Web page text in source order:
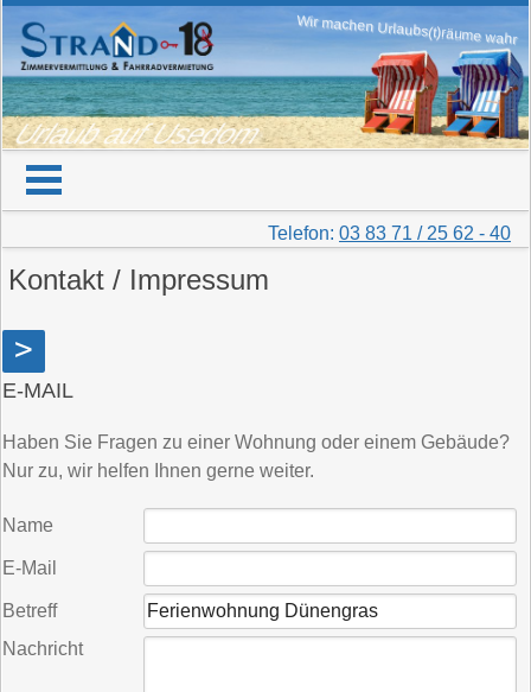
Wir machen Urlaubs(t)räume wahr
Urlaub auf Usedom
Telefon: 03 83 71 / 25 62 - 40
Kontakt / Impressum
>
E-MAIL
Haben Sie Fragen zu einer Wohnung oder einem Gebäude?
Nur zu, wir helfen Ihnen gerne weiter.
Name
E-Mail
Betreff
Nachricht